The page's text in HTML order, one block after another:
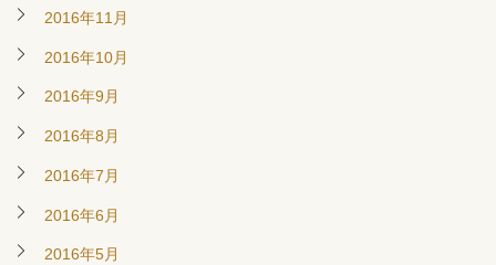
2016年11月
2016年10月
2016年9月
2016年8月
2016年7月
2016年6月
2016年5月